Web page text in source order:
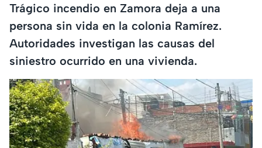
Trágico incendio en Zamora deja a una
persona sin vida en la colonia Ramírez.
Autoridades investigan las causas del
siniestro ocurrido en una vivienda.